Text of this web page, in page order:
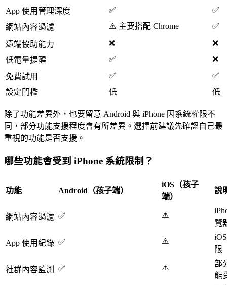
App 使用管理深度
✅
✅
網站內容過濾
⚠️ 主要搭配 Chrome ✅
遠端協助能力 ❌
❌
低電量提醒
✅
❌
免費試用
✅
✅
設定門檻
低 低
除了功能差異外，也要留意 Android 與 iPhone 因系統權限不
同，部分功能支援程度會有所差異。選擇前建議先確認自己最
重視的功能是否支援。
哪些功能會受到 iPhone 系統限制？
功能 Android（孩子端）
iOS（孩子
端）
說
網站內容過濾 ✅ ⚠️
覽
App 使用紀錄 ✅ ⚠️
限
社群內容監測 ✅ ⚠️
部
能